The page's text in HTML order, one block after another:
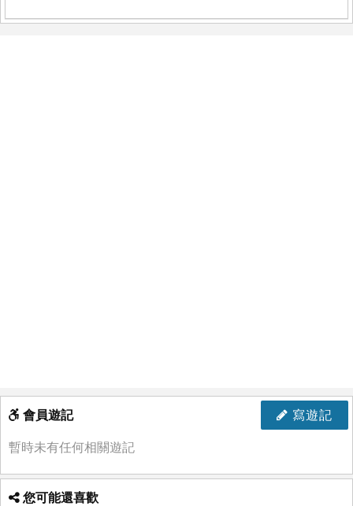
寫遊記
會員遊記
暫時未有任何相關遊記
您可能還喜歡